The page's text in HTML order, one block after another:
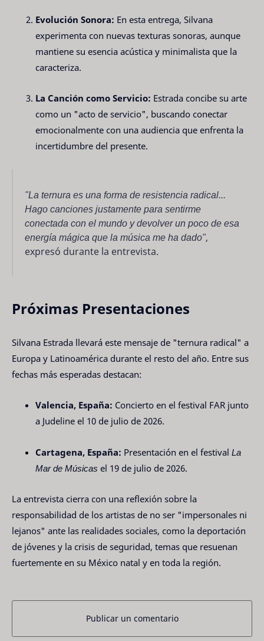
Evolución Sonora: En esta entrega, Silvana
experimenta con nuevas texturas sonoras, aunque
mantiene su esencia acústica y minimalista que la
caracteriza.
La Canción como Servicio: Estrada concibe su arte
como un "acto de servicio", buscando conectar
emocionalmente con una audiencia que enfrenta la
incertidumbre del presente.
"La ternura es una forma de resistencia radical...
Hago canciones justamente para sentirme
conectada con el mundo y devolver un poco de esa
energía mágica que la música me ha dado",
expresó durante la entrevista.
Próximas Presentaciones
Silvana Estrada llevará este mensaje de "ternura radical" a
Europa y Latinoamérica durante el resto del año. Entre sus
fechas más esperadas destacan:
Valencia, España: Concierto en el festival FAR junto
a Judeline el 10 de julio de 2026.
Cartagena, España: Presentación en el festival La
Mar de Músicas el 19 de julio de 2026.
La entrevista cierra con una reflexión sobre la
responsabilidad de los artistas de no ser "impersonales ni
lejanos" ante las realidades sociales, como la deportación
de jóvenes y la crisis de seguridad, temas que resuenan
fuertemente en su México natal y en toda la región.
Publicar un comentario